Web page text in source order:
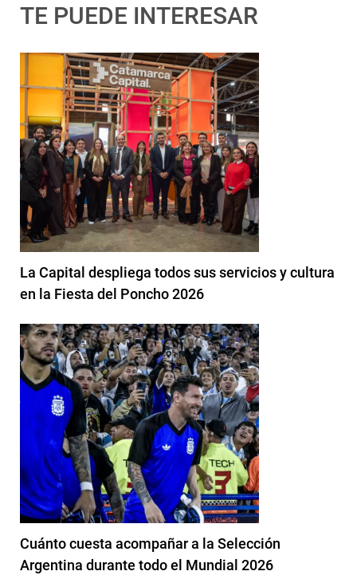
TE PUEDE INTERESAR
La Capital despliega todos sus servicios y cultura
en la Fiesta del Poncho 2026
Cuánto cuesta acompañar a la Selección
Argentina durante todo el Mundial 2026